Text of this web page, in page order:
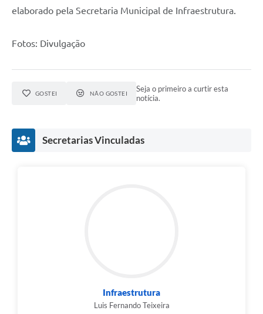
elaborado pela Secretaria Municipal de Infraestrutura.
Fotos: Divulgação
GOSTEI NÃO GOSTEI
Seja o primeiro a curtir esta
notícia.
Secretarias Vinculadas
Infraestrutura
Luis Fernando Teixeira